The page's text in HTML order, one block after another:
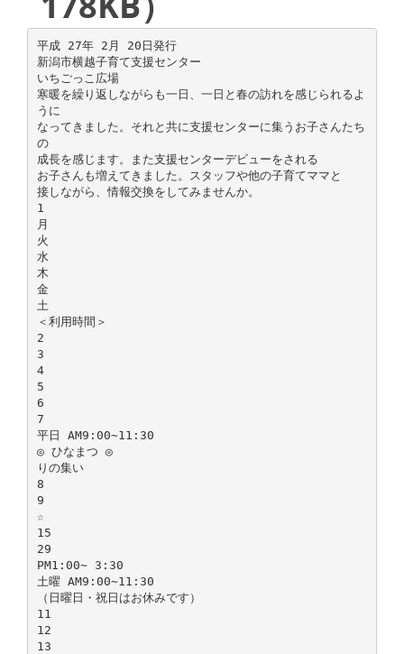
平成 27年 2月 20日発行
新潟市横越子育て支援センター
いちごっこ広場
寒暖を繰り返しながらも一日、一日と春の訪れを感じられるよ
うに
なってきました。それと共に支援センターに集うお子さんたち
の
成長を感じます。また支援センターデビューをされる
お子さんも増えてきました。スタッフや他の子育てママと
接しながら、情報交換をしてみませんか。
1
月
火
水
木
金
土
＜利用時間＞
2
3
4
5
6
7
平日 AM9:00∼11:30
◎ ひなまつ ◎
りの集い
8
9
☆
15
29
PM1:00∼ 3:30
土曜 AM9:00∼11:30
（日曜日・祝日はお休みです）
11
12
13